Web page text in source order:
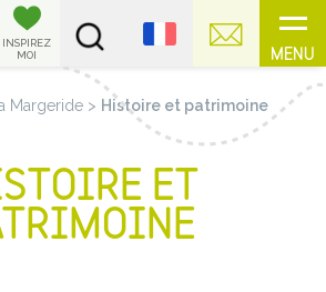
MENU
INSPIREZ
MOI
Margeride > Histoire et patrimoine
ET